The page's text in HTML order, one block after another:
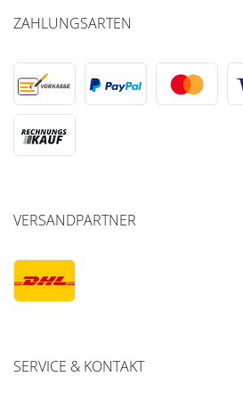
ZAHLUNGSARTEN
VERSANDPARTNER
SERVICE & KONTAKT